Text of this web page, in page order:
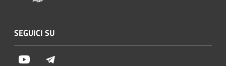
SEGUICI SU
Youtube